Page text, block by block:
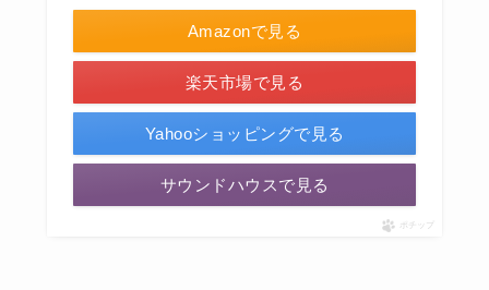
Amazonで見る
楽天市場で見る
Yahooショッピングで見る
サウンドハウスで見る
ポチップ